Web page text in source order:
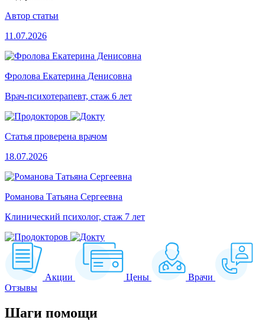
Автор статьи
11.07.2026
Фролова Екатерина Денисовна
Врач-психотерапевт, стаж 6 лет
Статья проверена врачом
18.07.2026
Романова Татьяна Сергеевна
Клинический психолог, стаж 7 лет
Акции Цены
Врачи
Отзывы
Шаги помощи